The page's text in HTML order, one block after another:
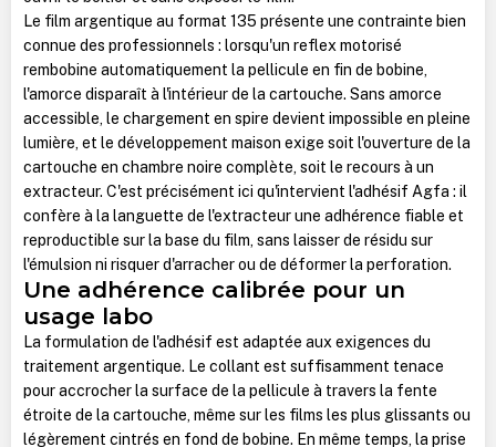
Le film argentique au format 135 présente une contrainte bien
connue des professionnels : lorsqu'un reflex motorisé
rembobine automatiquement la pellicule en fin de bobine,
l'amorce disparaît à l'intérieur de la cartouche. Sans amorce
accessible, le chargement en spire devient impossible en pleine
lumière, et le développement maison exige soit l'ouverture de la
cartouche en chambre noire complète, soit le recours à un
extracteur. C'est précisément ici qu'intervient l'adhésif Agfa : il
confère à la languette de l'extracteur une adhérence fiable et
reproductible sur la base du film, sans laisser de résidu sur
l'émulsion ni risquer d'arracher ou de déformer la perforation.
Une adhérence calibrée pour un
usage labo
La formulation de l'adhésif est adaptée aux exigences du
traitement argentique. Le collant est suffisamment tenace
pour accrocher la surface de la pellicule à travers la fente
étroite de la cartouche, même sur les films les plus glissants ou
légèrement cintrés en fond de bobine. En même temps, la prise